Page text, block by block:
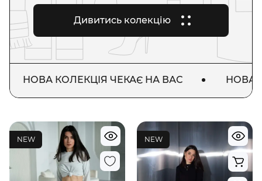
Дивитись колекцію
НОВА КОЛЕКЦІЯ ЧЕКАЄ НА ВАС НОВА
NEW NEW